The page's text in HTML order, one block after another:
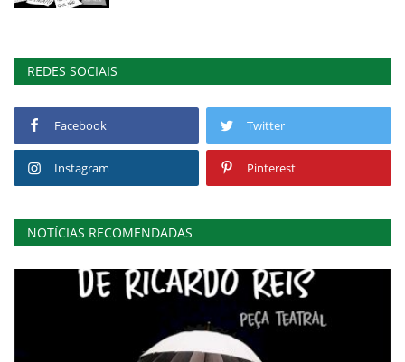
REDES SOCIAIS
Facebook Twitter
Instagram Pinterest
NOTÍCIAS RECOMENDADAS